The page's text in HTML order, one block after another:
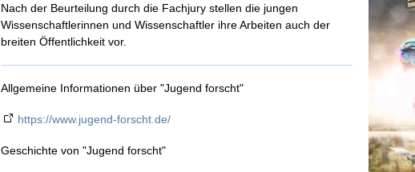
Nach der Beurteilung durch die Fachjury stellen die jungen
Wissenschaftlerinnen und Wissenschaftler ihre Arbeiten auch der
breiten Öffentlichkeit vor.
Allgemeine Informationen über "Jugend forscht"
https://www.jugend-forscht.de/
Geschichte von "Jugend forscht"